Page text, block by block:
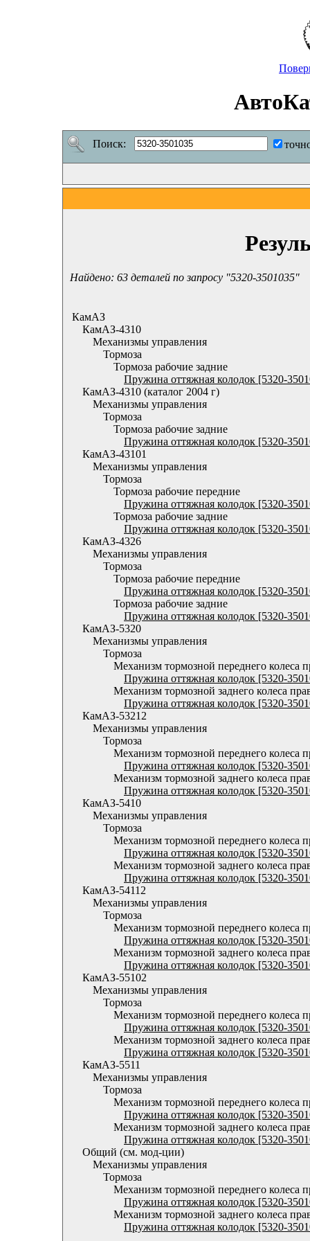
Поиск:
Найдено: 63 деталей по запросу "5320-3501035"
КамАЗ
КамАЗ-4310
Механизмы управления
Тормоза
Тормоза рабочие задние
Пружина оттяжная колодок [5320-
КамАЗ-4310 (каталог 2004 г)
Механизмы управления
Тормоза
Тормоза рабочие задние
Пружина оттяжная колодок [5320-
КамАЗ-43101
Механизмы управления
Тормоза
Тормоза рабочие передние
Пружина оттяжная колодок [5320-
Тормоза рабочие задние
Пружина оттяжная колодок [5320-
КамАЗ-4326
Механизмы управления
Тормоза
Тормоза рабочие передние
Пружина оттяжная колодок [5320-
Тормоза рабочие задние
Пружина оттяжная колодок [5320-
КамАЗ-5320
Механизмы управления
Тормоза
Механизм тормозной переднего колеса
Пружина оттяжная колодок [5320-
Механизм тормозной заднего колеса
Пружина оттяжная колодок [5320-
КамАЗ-53212
Механизмы управления
Тормоза
Механизм тормозной переднего колеса
Пружина оттяжная колодок [5320-
Механизм тормозной заднего колеса
Пружина оттяжная колодок [5320-
КамАЗ-5410
Механизмы управления
Тормоза
Механизм тормозной переднего колеса
Пружина оттяжная колодок [5320-
Механизм тормозной заднего колеса
Пружина оттяжная колодок [5320-
КамАЗ-54112
Механизмы управления
Тормоза
Механизм тормозной переднего колеса
Пружина оттяжная колодок [5320-
Механизм тормозной заднего колеса
Пружина оттяжная колодок [5320-
КамАЗ-55102
Механизмы управления
Тормоза
Механизм тормозной переднего колеса
Пружина оттяжная колодок [5320-
Механизм тормозной заднего колеса
Пружина оттяжная колодок [5320-
КамАЗ-5511
Механизмы управления
Тормоза
Механизм тормозной переднего колеса
Пружина оттяжная колодок [5320-
Механизм тормозной заднего колеса
Пружина оттяжная колодок [5320-
Общий (см. мод-ции)
Механизмы управления
Тормоза
Механизм тормозной переднего колеса
Пружина оттяжная колодок [5320-
Механизм тормозной заднего колеса
Пружина оттяжная колодок [5320-